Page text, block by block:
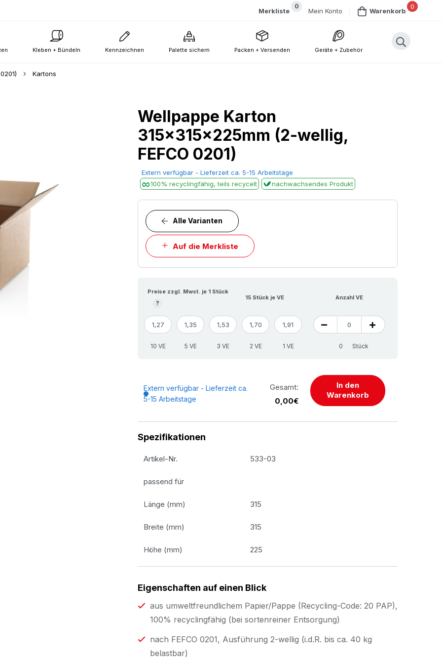
0
Merkliste Mein Konto
0
Warenkorb
Kleben + Bündeln Kennzeichnen Palette sichern Packen + Versenden Geräte + Zubehör
Kartons
Wellpappe Karton
315x315x225mm (2-wellig,
FEFCO 0201)
Extern verfügbar - Lieferzeit ca. 5-15 Arbeitstage
100% recyclingfähig, teils recycelt
nachwachsendes Produkt
Auf die Merkliste
Alle Varianten
Preise zzgl. Mwst. je 1 Stück
?
15 Stück je VE Anzahl VE
1,27 1,35 1,53 1,70 1,91
10 VE 5 VE 3 VE 2 VE 1 VE Stück
Extern verfügbar - Lieferzeit ca.
5-15 Arbeitstage
Gesamt:
0,00€
In den
Warenkorb
Spezifikationen
Artikel-Nr. 533-03
passend für
Länge (mm) 315
Breite (mm) 315
Höhe (mm) 225
Eigenschaften auf einen Blick
aus umweltfreundlichem Papier/Pappe (Recycling-Code: 20 PAP),
100% recyclingfähig (bei sortenreiner Entsorgung)
nach FEFCO 0201, Ausführung 2-wellig (i.d.R. bis ca. 40 kg
belastbar)